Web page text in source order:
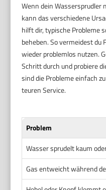
Wenn dein
kann das verschiedene
hilft dir, typische Probleme
beheben. So vermeidest du
wieder problemlos nutzen.
Schritt durch und probiere
sind die Probleme einfach
teuren Service.
Problem
Wasser sprudelt kaum
Gas entweicht während